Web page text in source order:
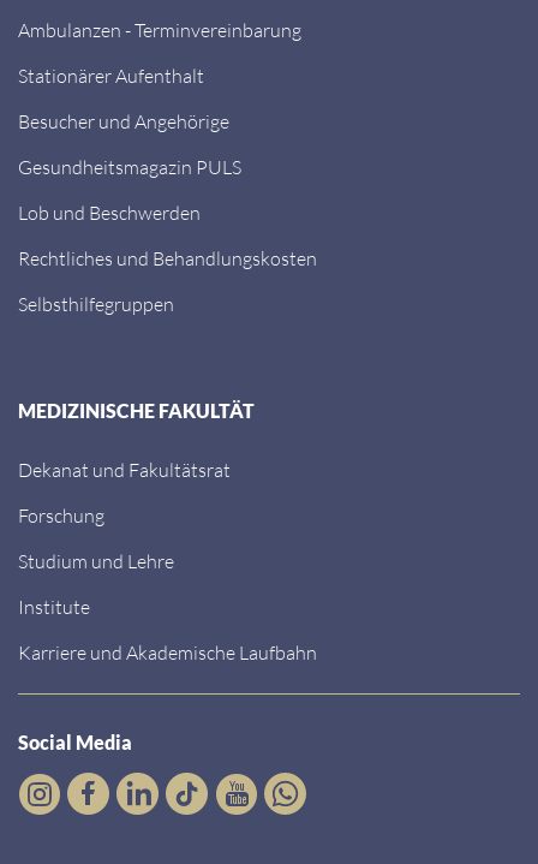
Ambulanzen - Terminvereinbarung
Stationärer Aufenthalt
Besucher und Angehörige
Gesundheitsmagazin PULS
Lob und Beschwerden
Rechtliches und Behandlungskosten
Selbsthilfegruppen
MEDIZINISCHE FAKULTÄT
Dekanat und Fakultätsrat
Forschung
Studium und Lehre
Institute
Karriere und Akademische Laufbahn
Social Media